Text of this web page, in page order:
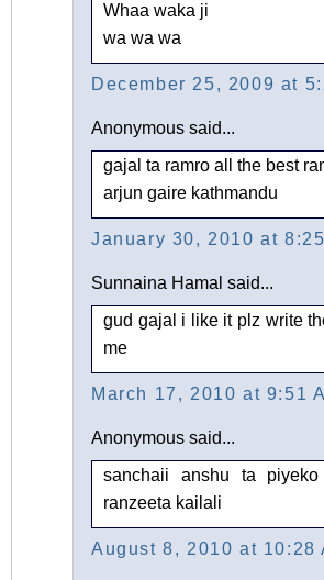
Whaa waka ji
wa wa wa
December 25, 2009 at
Anonymous said...
gajal ta ramro all the best
arjun gaire kathmandu
January 30, 2010 at 8:25
Sunnaina Hamal said...
gud gajal i like it plz write
me
March 17, 2010 at 9:51
Anonymous said...
sanchaii anshu ta
ranzeeta kailali
August 8, 2010 at 10:28